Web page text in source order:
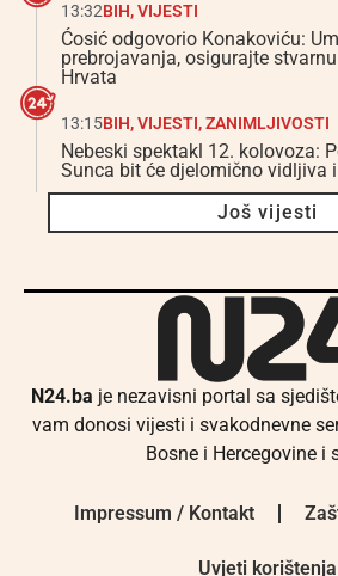
13:32BIH,VIJESTI
Ćosić odgovorio Konakoviću:
prebrojavanja, osigurajte
Hrvata
13:15BIH,VIJESTI,ZANIMLJIVOSTI
Nebeski spektakl 12. kolovoza:
Sunca bit će djelomično vidljiva i
Još vijesti
N24.ba je nezavisni portal sa
vam donosi vijesti i svakodnevne
Bosne i Hercegovine i
Impressum / Kontakt
Uvjeti korištenja